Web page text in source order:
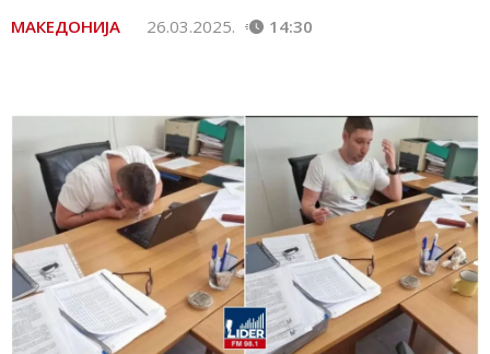
МАКЕДОНИЈА 26.03.2025. 14:30